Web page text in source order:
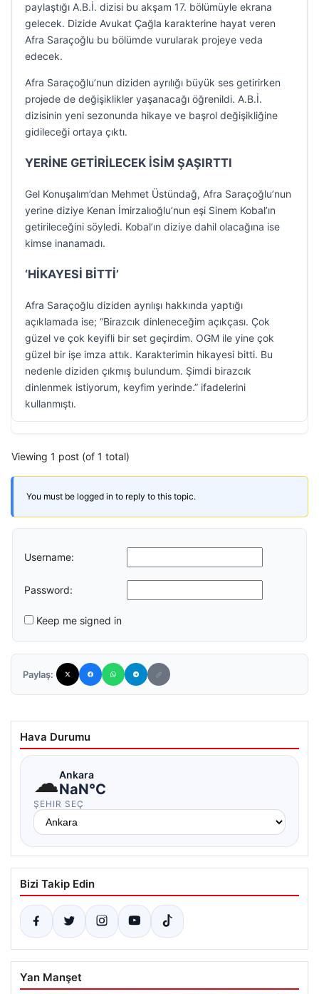
paylaştığı A.B.İ. dizisi bu akşam 17. bölümüyle ekrana
gelecek. Dizide Avukat Çağla karakterine hayat veren
Afra Saraçoğlu bu bölümde vurularak projeye veda
edecek.
Afra Saraçoğlu’nun diziden ayrılığı büyük ses getirirken
projede de değişiklikler yaşanacağı öğrenildi. A.B.İ.
dizisinin yeni sezonunda hikaye ve başrol değişikliğine
gidileceği ortaya çıktı.
YERİNE GETİRİLECEK İSİM ŞAŞIRTTI
Gel Konuşalım’dan Mehmet Üstündağ, Afra Saraçoğlu’nun
yerine diziye Kenan İmirzalıoğlu’nun eşi Sinem Kobal’ın
getirileceğini söyledi. Kobal’ın diziye dahil olacağına ise
kimse inanamadı.
‘HİKAYESİ BİTTİ’
Afra Saraçoğlu diziden ayrılışı hakkında yaptığı
açıklamada ise; “Birazcık dinleneceğim açıkçası. Çok
güzel ve çok keyifli bir set geçirdim. OGM ile yine çok
güzel bir işe imza attık. Karakterimin hikayesi bitti. Bu
nedenle diziden çıkmış bulundum. Şimdi birazcık
dinlenmek istiyorum, keyfim yerinde.” ifadelerini
kullanmıştı.
Viewing 1 post (of 1 total)
You must be logged in to reply to this topic.
Username:
Password:
Keep me signed in
Paylaş:
Hava Durumu
☁Ankara
NaN°C
ŞEHIR SEÇ
Bizi Takip Edin
Yan Manşet